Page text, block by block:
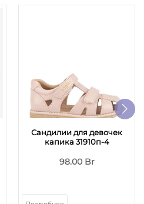
Сандилии для девочек
капика 31910п-4
98.00 Br